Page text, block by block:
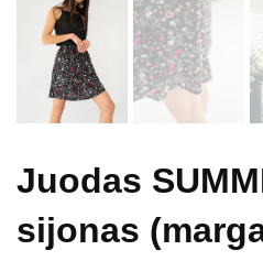
Juodas
sijonas